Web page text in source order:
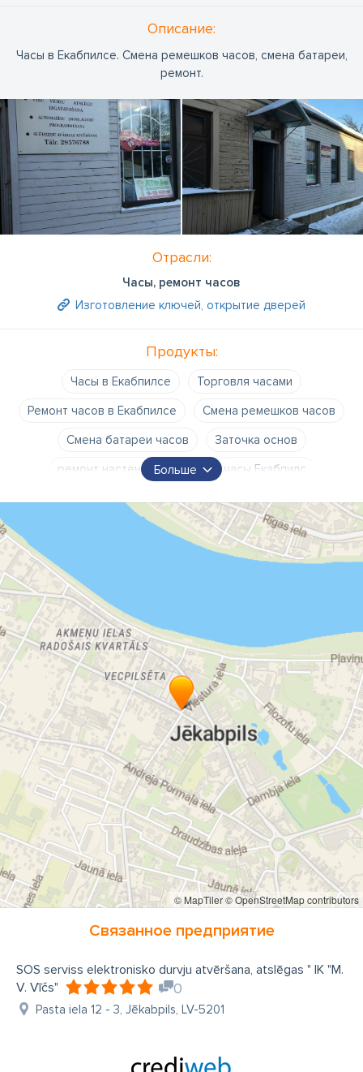
Oписание:
Часы в Екабпилсе. Смена ремешков часов, смена батареи,
ремонт.
Отрасли:
Часы, ремонт часов
Изготовление ключей, открытие дверей
Продукты:
Часы в Екабпилсе
Торговля часами
Ремонт часов в Екабпилсе
Смена ремешков часов
Смена батареи часов
Заточка основ
ремонт настенных часов
часы Екабпилс
Больше
© MapTiler© OpenStreetMap contributors
Связанное предприятие
SOS serviss elektronisko durvju atvēršana, atslēgas " IK "M.
V. Vīčs"
0
Pasta iela 12 - 3, Jēkabpils, LV-5201